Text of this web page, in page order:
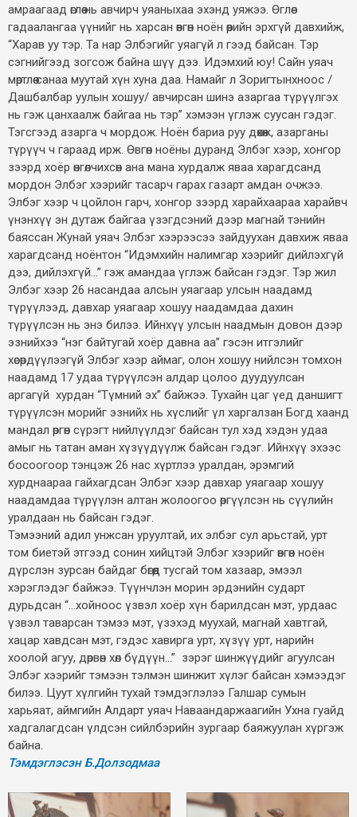
амраагаад өглөө нь авчирч уяаныхаа эхэнд уяжээ. Өглөө
гадаалангаа үүнийг нь харсан өвгөн ноён өөрийн эрхгүй давхийж,
“Харав уу тэр. Та нар Элбэгийг уяагүй л гээд байсан. Тэр
сэгнийгээд зогсож байна шүү дээ. Идэмхий юу! Сайн уяач
мөртлөө санаа муутай хүн хуна даа. Намайг л Зоригтынхноос /
Дашбалбар уулын хошуу/ авчирсан шинэ азаргаа түрүүлгэх
нь гэж цанхаалж байгаа нь тэр” хэмээн үглэж суусан гэдэг.
Тэгсгээд азарга ч мордож. Ноён бариа руу дөхөж, азарганы
түрүүч ч гараад ирж. Өвгөн ноёны дуранд Элбэг хээр, хонгор
зээрд хоёр өнгөлчихсөн ана мана хурдалж яваа харагдсанд
мордон Элбэг хээрийг тасарч гарах газарт амдан очжээ.
Элбэг хээр ч цойлон гарч, хонгор зээрд харайхаараа харайвч
үнэнхүү эн дутаж байгаа үзэгдсэний дээр магнай тэнийн
баяссан Жунай уяач Элбэг хээрээсээ зайдуухан давхиж яваа
харагдсанд ноёнтон “Идэмхийн налимгар хээрийг дийлэхгүй
дээ, дийлэхгүй...” гэж амандаа үглэж байсан гэдэг. Тэр жил
Элбэг хээр 26 насандаа алсын уяагаар улсын наадамд
түрүүлээд, давхар уяагаар хошуу наадамдаа дахин
түрүүлсэн нь энэ билээ. Ийнхүү улсын наадмын довон дээр
эзнийхээ “нэг байтугай хоёр давна аа” гэсэн итгэлийг
хөсөрдүүлээгүй Элбэг хээр аймаг, олон хошуу нийлсэн томхон
наадамд 17 удаа түрүүлсэн алдар цолоо дуудуулсан
аргагүй хурдан “Түмний эх” байжээ. Тухайн цаг үед даншигт
түрүүлсэн морийг эзнийх нь хүслийг үл харгалзан Богд хаанд
мандал өргөн сүрэгт нийлүүлдэг байсан тул хэд хэдэн удаа
амыг нь татан аман хүзүүдүүлж байсан гэдэг. Ийнхүү эхээс
босоогоор тэнцэж 26 нас хүртлээ уралдан, эрэмгий
хурднаараа гайхагдсан Элбэг хээр давхар уяагаар хошуу
наадамдаа түрүүлэн алтан жолоогоо өргүүлсэн нь сүүлийн
уралдаан нь байсан гэдэг.
Тэмээний адил унжсан уруултай, их элбэг сул арьстай, урт
том биетэй этгээд сонин хийцтэй Элбэг хээрийг өвгөн ноён
дүрслэн зурсан байдаг бөгөөд тусгай том хазаар, эмээл
хэрэглэдэг байжээ. Түүнчлэн морин эрдэнийн сударт
дурьдсан “...хойноос үзвэл хоёр хүн барилдсан мэт, урдаас
үзвэл таварсан тэмээ мэт, үзэхэд муухай, магнай хавтгай,
хацар хавдсан мэт, гэдэс хавирга урт, хүзүү урт, нарийн
хоолой агуу, дөрвөн хөл бүдүүн...” зэрэг шинжүүдийг агуулсан
Элбэг хээрийг тэмээн тэлмэн шинжит хүлэг байсан хэмээдэг
билээ. Цуут хүлгийн тухай тэмдэглэлээ Галшар сумын
харьяат, аймгийн Алдарт уяач Наваандаржаагийн Ухна гуайд
хадгалагдсан үлдсэн сийлбэрийн зургаар баяжуулан хүргэж
байна.
Тэмдэглэсэн Б.Долзодмаа